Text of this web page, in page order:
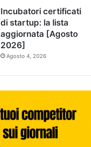
Incubatori certificati
di startup: la lista
aggiornata [Agosto
2026]
Agosto 4, 2026